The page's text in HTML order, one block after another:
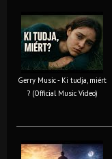
Gerry Music - Ki tudja, miért
? (Official Music Video)